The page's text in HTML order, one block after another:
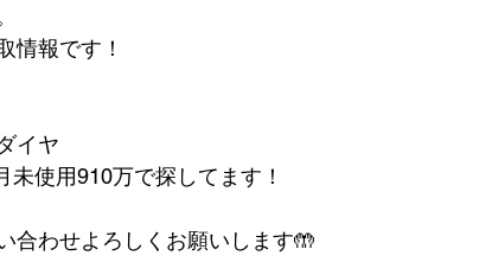
情報です！
イヤ
使用910万で探してます！
合わせよろしくお願いします🤲